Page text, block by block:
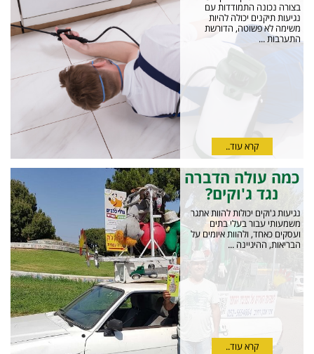
בצורה נכונה התמודדות עם
נגיעות תיקנים יכולה להיות
משימה לא פשוטה, הדורשת
התערבות ...
קרא עוד..
כמה עולה הדברה
נגד ג'וקים?
נגיעות ג'וקים יכולות להוות אתגר
משמעותי עבור בעלי בתים
ועסקים כאחד, ולהוות איומים על
הבריאות, ההיגיינה ...
קרא עוד..